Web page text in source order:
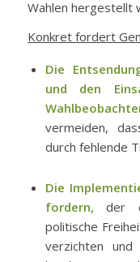
Wahlen hergestellt
Konkret fordert
Die
und den
vermeiden,
durch fehlende
Die
fordern, der
politische
verzichten und